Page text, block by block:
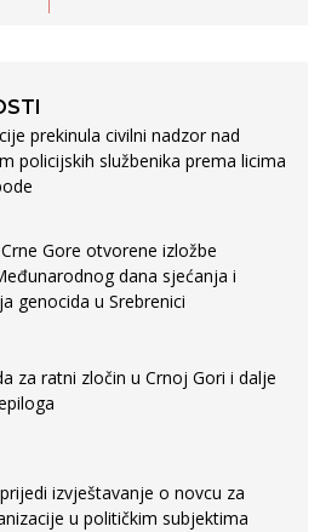
prekinula civilni nadzor nad
policijskih službenika prema licima
Gore otvorene izložbe
dana sjećanja i
genocida u Srebrenici
za ratni zločin u Crnoj Gori i dalje
izvještavanje o novcu za
u političkim subjektima